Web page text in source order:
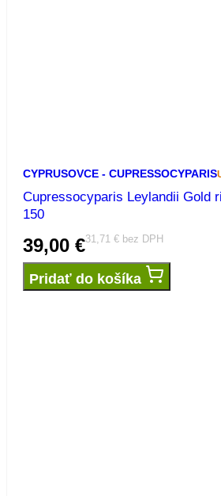
CYPRUSOVCE - CUPRESSOCYPARIS
Cupressocyparis Leylandii Gold
150
39,00 €31,71 € bez DPH
Pridať do košíka